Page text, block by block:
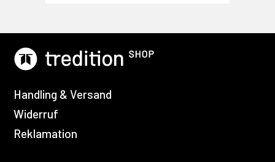
Handling & Versand
Widerruf
Reklamation